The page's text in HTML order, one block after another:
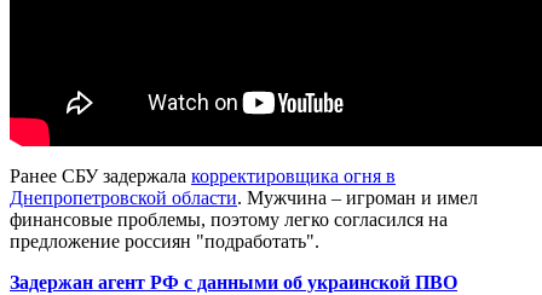
Ранее СБУ задержала корректировщика огня в
Днепропетровской области. Мужчина – игроман и имел
финансовые проблемы, поэтому легко согласился на
предложение россиян "подработать".
Задержан агент РФ с данными об украинской ПВО